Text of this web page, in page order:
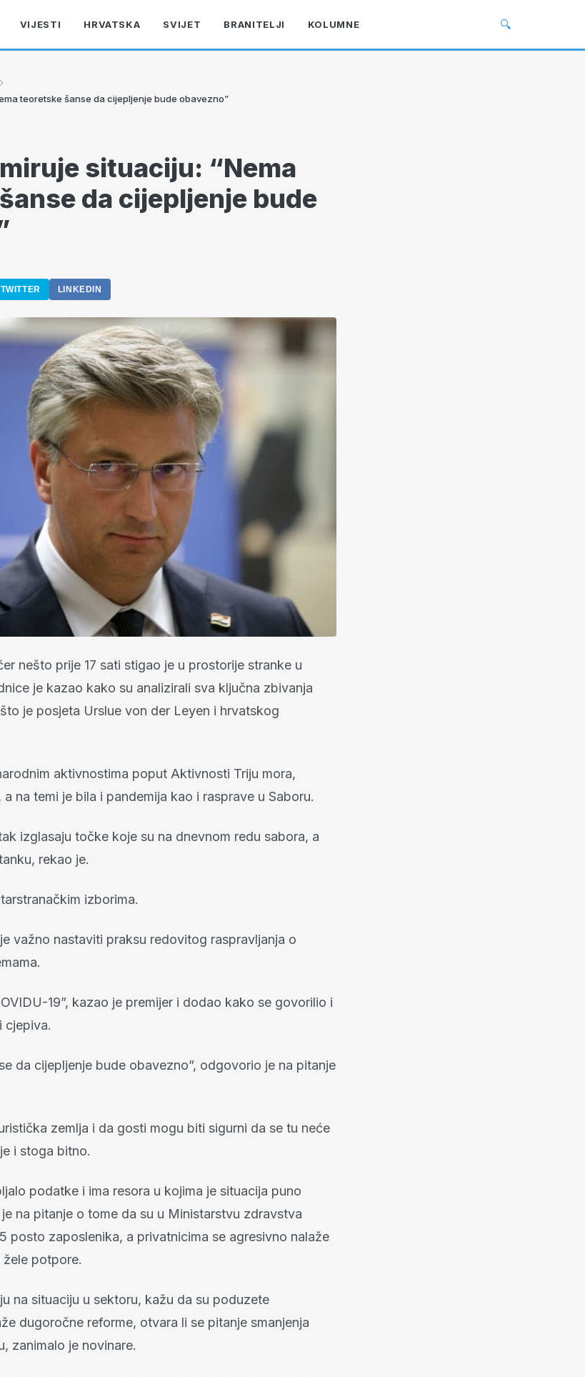
VIJESTI HRVATSKA SVIJET BRANITELJI KOLUMNE 🔍
›
teoretske šanse da cijepljenje bude obavezno”
situaciju: “Nema
da cijepljenje bude
TWITTER LINKEDIN
nešto prije 17 sati stigao je u prostorije stranke u
je kazao kako su analizirali sva ključna zbivanja
je posjeta Urslue von der Leyen i hrvatskog
aktivnostima poput Aktivnosti Triju mora,
na temi je bila i pandemija kao i rasprave u Saboru.
izglasaju točke koje su na dnevnom redu sabora, a
rekao je.
izborima.
važno nastaviti praksu redovitog raspravljanja o
19”, kazao je premijer i dodao kako se govorilio i
cjepiva.
da cijepljenje bude obavezno”, odgovorio je na pitanje
zemlja i da gosti mogu biti sigurni da se tu neće
i stoga bitno.
podatke i ima resora u kojima je situacija puno
na pitanje o tome da su u Ministarstvu zdravstva
posto zaposlenika, a privatnicima se agresivno nalaže
potpore.
na situaciju u sektoru, kažu da su poduzete
dugoročne reforme, otvara li se pitanje smanjenja
zanimalo je novinare.